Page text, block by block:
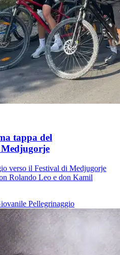
tappa del
Medjugorje
verso il Festival di Medjugorje
Rolando Leo e don Kamil
Pellegrinaggio